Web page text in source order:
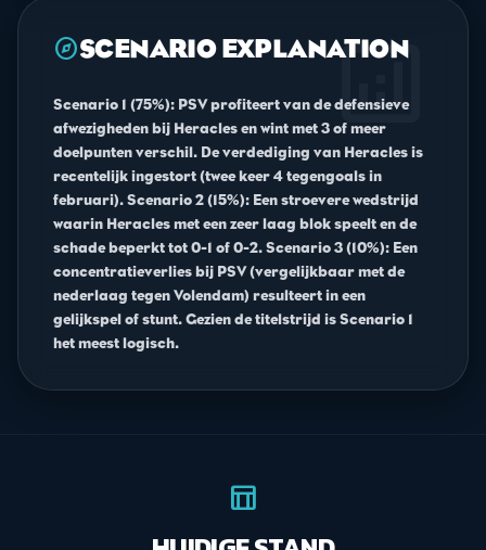
analytics
exploreSCENARIO EXPLANATION
Scenario 1 (75%): PSV profiteert van de defensieve
afwezigheden bij Heracles en wint met 3 of meer
doelpunten verschil. De verdediging van Heracles is
recentelijk ingestort (twee keer 4 tegengoals in
februari). Scenario 2 (15%): Een stroevere wedstrijd
waarin Heracles met een zeer laag blok speelt en de
schade beperkt tot 0-1 of 0-2. Scenario 3 (10%): Een
concentratieverlies bij PSV (vergelijkbaar met de
nederlaag tegen Volendam) resulteert in een
gelijkspel of stunt. Gezien de titelstrijd is Scenario 1
het meest logisch.
table_chart